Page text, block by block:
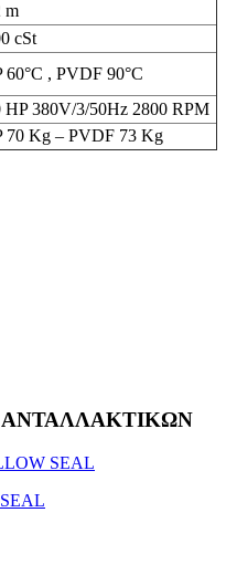
m
cSt
60°C , PVDF 90°C
HP 380V/3/50Hz 2800 RPM
70 Kg – PVDF 73 Kg
ΑΝΤΑΛΛΑΚΤΙΚΩΝ
SEAL